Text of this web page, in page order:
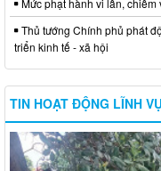
Mức phạt hành vi lấn,
Thủ tướng Chính phủ phát
triển kinh tế - xã hội
TIN HOẠT ĐỘNG LĨNH